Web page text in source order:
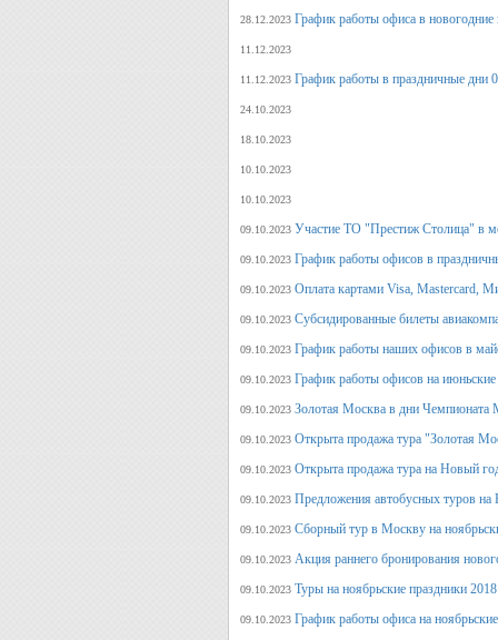
28.12.2023 График работы офиса в новогодние
11.12.2023
11.12.2023 График работы в праздничные дни
24.10.2023
18.10.2023
10.10.2023
10.10.2023
09.10.2023 Участие ТО "Престиж Столица" в
09.10.2023 График работы офисов в
09.10.2023 Оплата картами Visa, Mastercard,
09.10.2023 Субсидированные билеты
09.10.2023 График работы наших офисов в
09.10.2023 График работы офисов на
09.10.2023 Золотая Москва в дни Чемпионата
09.10.2023 Открыта продажа тура "Золотая
09.10.2023 Открыта продажа тура на Новый
09.10.2023 Предложения автобусных туров
09.10.2023 Сборный тур в Москву на
09.10.2023 Акция раннего бронирования
09.10.2023 Туры на ноябрьские праздники 2018
09.10.2023 График работы офиса на